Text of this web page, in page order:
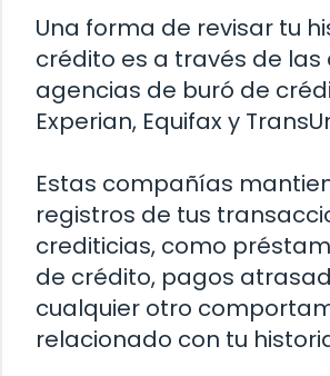
Una forma de revisar tu
crédito es a través de las
agencias de buró de
Experian, Equifax y
Estas compañías
registros de tus
crediticias, como
de crédito, pagos
cualquier otro
relacionado con tu